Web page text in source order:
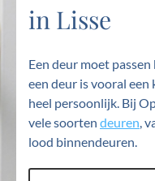
in Lisse
Een deur moet
een deur is vooral een
heel persoonlijk. Bij
vele soorten deuren,
lood binnendeuren.